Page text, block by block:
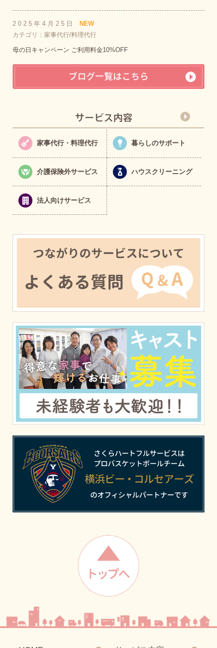
2025年4月25日
NEW
カテゴリ：家事代行/料理代行
母の日キャンペーン ご利用料金10%OFF
家事代行・料理代行 暮らしのサポート
介護保険外サービス ハウスクリーニング
法人向けサービス